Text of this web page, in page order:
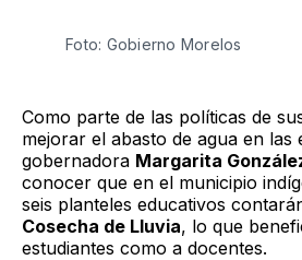
Foto: Gobierno Morelos
Como parte de las políticas de
mejorar el abasto de agua en las
gobernadora Margarita
conocer que en el municipio
seis planteles educativos
Cosecha de Lluvia, lo que
estudiantes como a docentes.